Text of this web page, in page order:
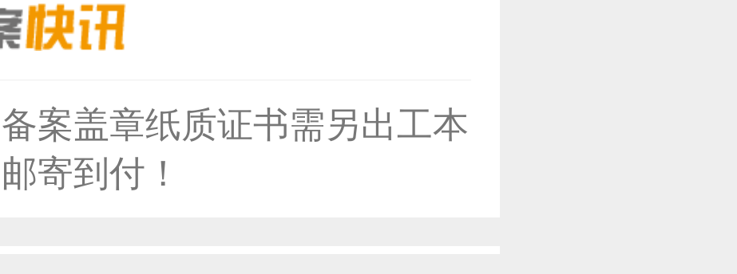
用户作品已成功备案！
案盖章纸质证书需另出工本
寄到付！